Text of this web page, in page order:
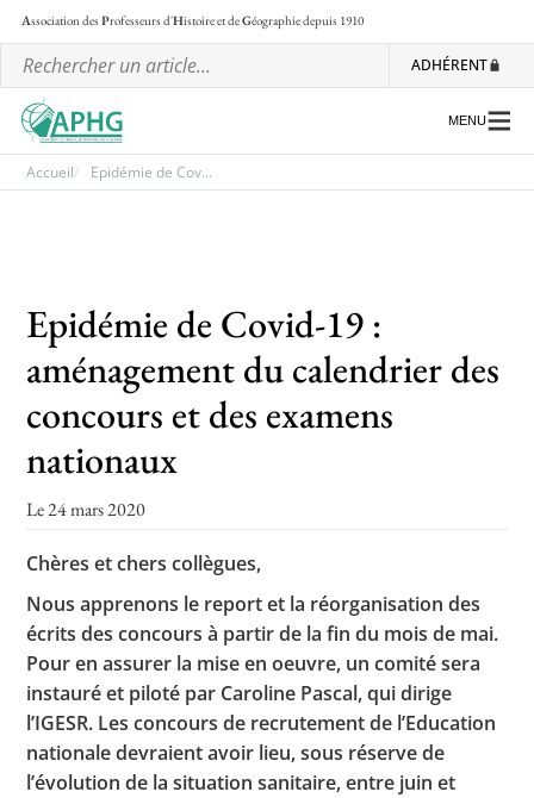
Association desProfesseurs d'Histoire et deGéographiedepuis 1910
ADHÉRENT
Les ateliers nationaux
Communiqués et motions
Lettre d’information de l’APHG
L’APHG dans la presse
Toutes les actualités
Les rendez-vous de l’APHG
Concours de recrutement
Concours scolaires
MENU
Accueil Epidémie de Cov...
Epidémie de Covid-19 :
aménagement du calendrier des
concours et des examens
nationaux
Le 24 mars 2020
Chères et chers collègues,
Nous apprenons le report et la réorganisation des
écrits des concours à partir de la fin du mois de mai.
Pour en assurer la mise en oeuvre, un comité sera
instauré et piloté par Caroline Pascal, qui dirige
l’IGESR. Les concours de recrutement de l’Education
nationale devraient avoir lieu, sous réserve de
l’évolution de la situation sanitaire, entre juin et